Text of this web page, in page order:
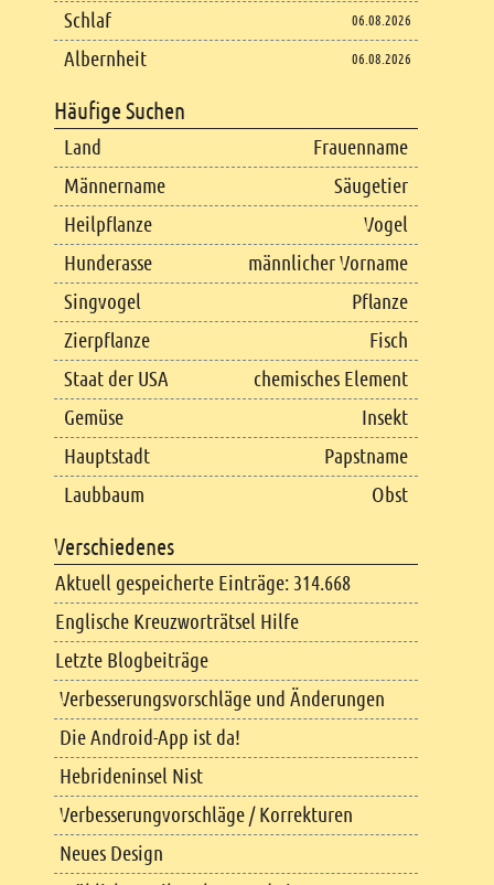
Schlaf 06.08.2026
Albernheit 06.08.2026
Häufige Suchen
Land
Frauenname
Männername
Säugetier
Heilpflanze
Vogel
Hunderasse
männlicher Vorname
Singvogel
Pflanze
Zierpflanze
Fisch
Staat der USA
chemisches Element
Gemüse
Insekt
Hauptstadt
Papstname
Laubbaum
Obst
Verschiedenes
Aktuell gespeicherte Einträge: 314.668
Englische Kreuzworträtsel Hilfe
Letzte Blogbeiträge
Verbesserungsvorschläge und Änderungen
Die Android-App ist da!
Hebrideninsel Nist
Verbesserungvorschläge / Korrekturen
Neues Design